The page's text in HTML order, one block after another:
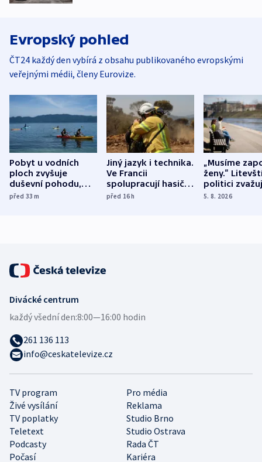
Evropský pohled
ČT24 každý den vybírá z obsahu publikovaného evropskými
veřejnými médii, členy Eurovize.
Pobyt u vodních
ploch zvyšuje
duševní pohodu,
ukázala
před 33m
Jiný jazyk i technika.
Ve Francii
spolupracují hasiči z
různých zemí
před 16h
„Musíme
ženy.“
politici
dohodu o
5. 8. 2026
TV program
Pro média
Živé vysílání
Reklama
TV poplatky
Studio Brno
Teletext
Studio Ostrava
Podcasty
Rada ČT
Počasí
Kariéra
Divácké centrum
každý všední den:8:00—16:00 hodin
261 136 113
info@ceskatelevize.cz